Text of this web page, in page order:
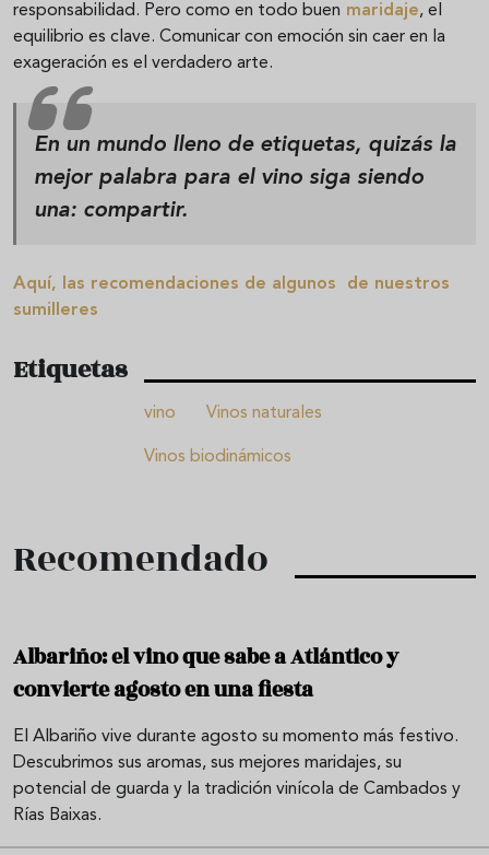
responsabilidad. Pero como en todo buen maridaje, el
equilibrio es clave. Comunicar con emoción sin caer en la
exageración es el verdadero arte.
En un mundo lleno de etiquetas, quizás la
mejor palabra para el vino siga siendo
una: compartir.
Aquí, las recomendaciones de algunos de nuestros
sumilleres
Etiquetas
vino Vinos naturales
Vinos biodinámicos
Recomendado
Albariño: el vino que sabe a Atlántico y
convierte agosto en una fiesta
El Albariño vive durante agosto su momento más festivo.
Descubrimos sus aromas, sus mejores maridajes, su
potencial de guarda y la tradición vinícola de Cambados y
Rías Baixas.